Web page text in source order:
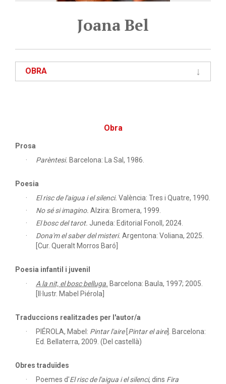
Joana Bel
OBRA
Obra
Prosa
Parèntesi. Barcelona: La Sal, 1986.
Poesia
El risc de l'aigua i el silenci. València: Tres i Quatre, 1990.
No sé si imagino. Alzira: Bromera, 1999.
El bosc del tarot. Juneda: Editorial Fonoll, 2024.
Dona'm el saber del misteri. Argentona: Voliana, 2025.
[Cur. Queralt Morros Baró]
Poesia infantil i juvenil
A la nit, el bosc belluga. Barcelona: Baula, 1997; 2005.
[Il·lustr. Mabel Piérola]
Traduccions realitzades per l'autor/a
PIÉROLA, Mabel: Pintar l'aire Pintar el aire]. Barcelona:
Ed. Bellaterra, 2009. (Del castellà)
Obres traduïdes
Poemes d'El risc de l'aigua i el silenci, dins Fira